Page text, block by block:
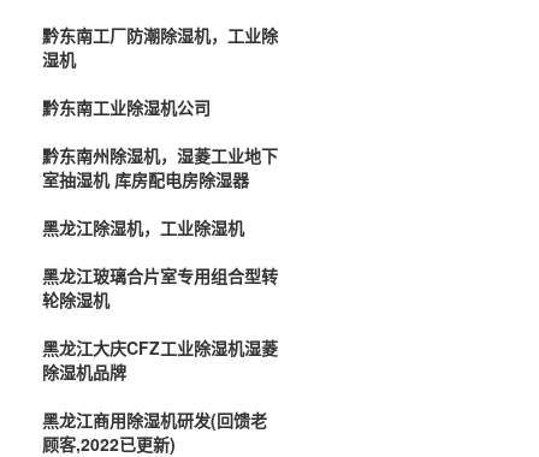
黔东南工厂防潮除湿机，工业除
湿机
黔东南工业除湿机公司
黔东南州除湿机，湿菱工业地下
室抽湿机 库房配电房除湿器
黑龙江除湿机，工业除湿机
黑龙江玻璃合片室专用组合型转
轮除湿机
黑龙江大庆CFZ工业除湿机湿菱
除湿机品牌
黑龙江商用除湿机研发(回馈老
顾客,2022已更新)